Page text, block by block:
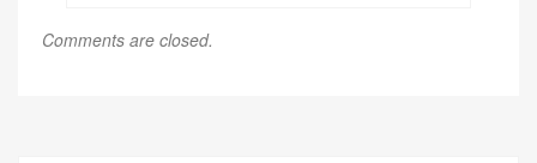
Comments are closed.